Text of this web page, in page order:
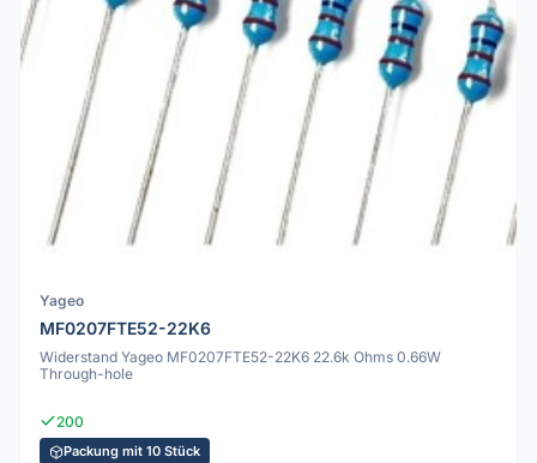
Yageo
MF0207FTE52-22K6
Widerstand Yageo MF0207FTE52-22K6 22.6k Ohms 0.66W
Through-hole
200
Packung mit 10 Stück